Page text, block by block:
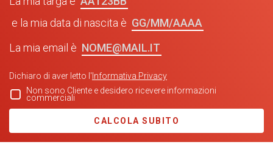
e la mia data di nascita è
GG/MM/AAAA
La mia email è NOME@MAIL.IT
Dichiaro di aver letto l' Informativa Privacy
Non sono Cliente e desidero ricevere informazioni
commerciali
CALCOLA SUBITO